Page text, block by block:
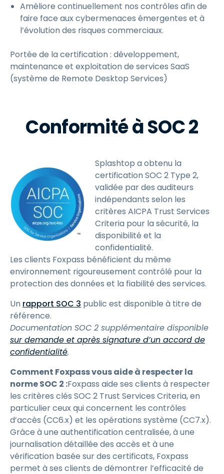
Améliore continuellement nos contrôles afin de
faire face aux cybermenaces émergentes et à
l’évolution des risques commerciaux.
Portée de la certification : développement,
maintenance et exploitation de services SaaS
(système de Remote Desktop Services)
Conformité à SOC 2
Splashtop a obtenu la
certification SOC 2 Type 2,
validée par des auditeurs
indépendants selon les
critères AICPA Trust Services
Criteria pour la sécurité, la
disponibilité et la
confidentialité.
Les clients Foxpass bénéficient du même
environnement rigoureusement contrôlé pour la
protection des données et la fiabilité des services.
Un rapport SOC 3 public est disponible à titre de
référence.
Documentation SOC 2 supplémentaire disponible
sur demande et après signature d’un accord de
confidentialité.
Comment Foxpass vous aide à respecter la
norme SOC 2 :Foxpass aide ses clients à respecter
les critères clés SOC 2 Trust Services Criteria, en
particulier ceux qui concernent les contrôles
d’accès (CC6.x) et les opérations système (CC7.x).
Grâce à une authentification centralisée, à une
journalisation détaillée des accès et à une
vérification basée sur des certificats, Foxpass
permet à ses clients de démontrer l’efficacité de